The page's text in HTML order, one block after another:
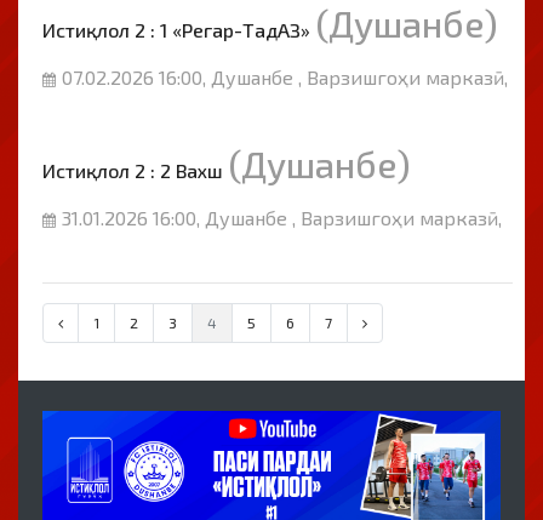
Истиқлол 2 : 1 «Регар-ТадАЗ» (Душанбе)
07.02.2026 16:00, Душанбе , Варзишгоҳи марказӣ,
Истиқлол 2 : 2 Вахш (Душанбе)
31.01.2026 16:00, Душанбе , Варзишгоҳи марказӣ,
1 2 3 4 5 6 7